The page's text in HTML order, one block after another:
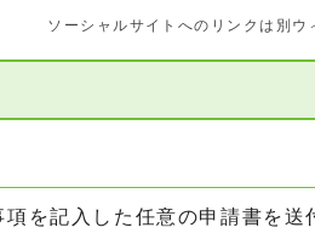
ソーシャルサイトへのリンクは別ウ
を記入した任意の申請書を送